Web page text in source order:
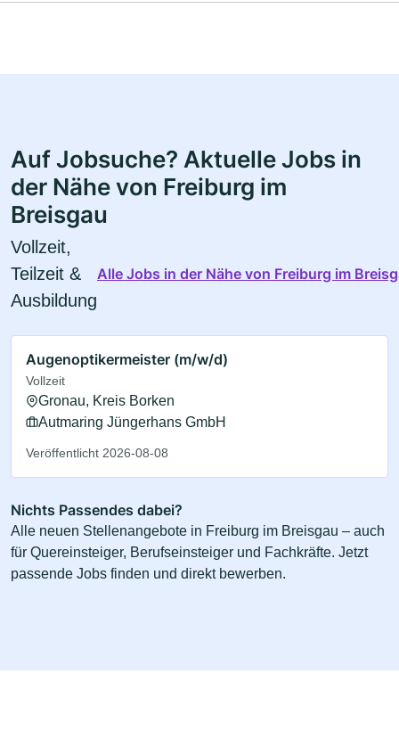
Auf Jobsuche? Aktuelle Jobs in
der Nähe von Freiburg im
Breisgau
Vollzeit,
Teilzeit &
Ausbildung
Alle Jobs in der Nähe von Freiburg im
Augenoptikermeister (m/w/d)
Vollzeit
Gronau, Kreis Borken
Autmaring Jüngerhans GmbH
Veröffentlicht 2026-08-08
Nichts Passendes dabei?
Alle neuen Stellenangebote in Freiburg im Breisgau – auch
für Quereinsteiger, Berufseinsteiger und Fachkräfte. Jetzt
passende Jobs finden und direkt bewerben.